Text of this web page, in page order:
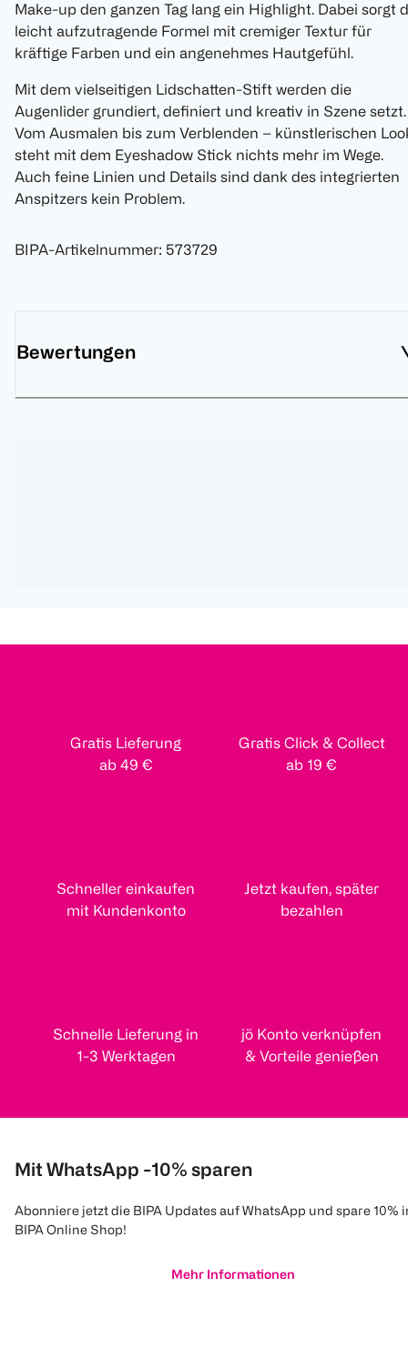
Make-up den ganzen Tag lang ein Highlight. Dabei sorgt
leicht aufzutragende Formel mit cremiger Textur für
kräftige Farben und ein angenehmes Hautgefühl.
Mit dem vielseitigen Lidschatten-Stift werden die
Augenlider grundiert, definiert und kreativ in Szene setzt.
Vom Ausmalen bis zum Verblenden – künstlerischen
steht mit dem Eyeshadow Stick nichts mehr im Wege.
Auch feine Linien und Details sind dank des integrierten
Anspitzers kein Problem.
BIPA-Artikelnummer: 573729
Bewertungen
Gratis Lieferung
ab 49 €
Gratis Click & Collect
ab 19 €
Schneller einkaufen
mit Kundenkonto
Jetzt kaufen, später
bezahlen
Schnelle Lieferung in
1-3 Werktagen
jö Konto verknüpfen
& Vorteile genießen
Mit WhatsApp -10% sparen
Abonniere jetzt die BIPA Updates auf WhatsApp und spare 10%
BIPA Online Shop!
Mehr Informationen